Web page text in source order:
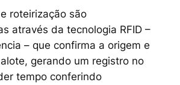
roteirização são
através da tecnologia RFID –
– que confirma a origem e
gerando um registro no
tempo conferindo